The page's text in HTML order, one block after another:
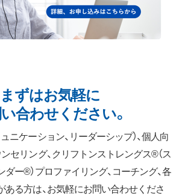
まずはお気軽に
合わせください。
ニケーション、リーダーシップ）、個人向
セリング、クリフトンストレングス®（ス
ダー®）プロファイリング、コーチング、各
る方は、お気軽にお問い合わせくださ